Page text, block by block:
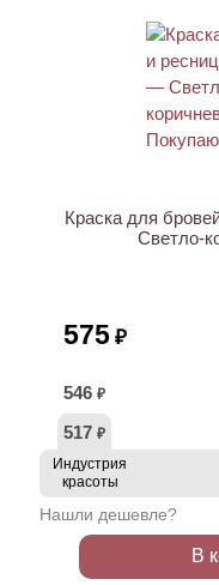
Краска для
Светло-
575 ₽
546 ₽
517 ₽
Индустрия
красоты
Нашли дешевле?
В